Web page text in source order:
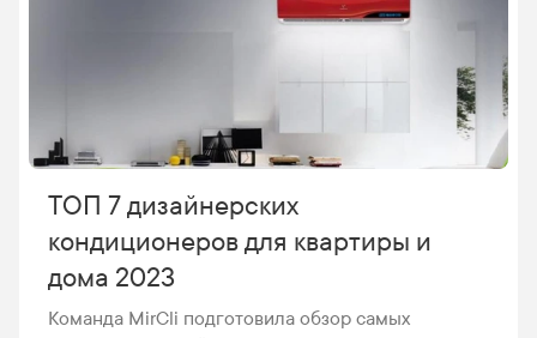
в обеспечении качественной жизни и
ТОП 7 дизайнерских
кондиционеров для квартиры и
дома 2023
Команда MirCli подготовила обзор самых